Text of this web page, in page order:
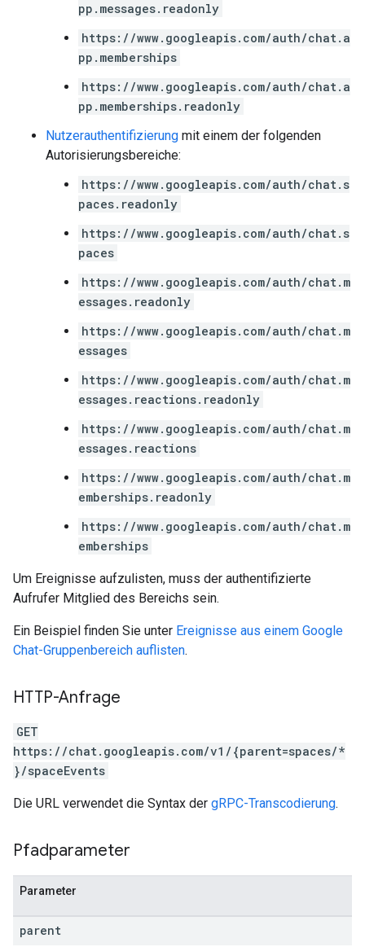
pp.messages.readonly
https://www.googleapis.com/auth/chat.a
pp.memberships
https://www.googleapis.com/auth/chat.a
pp.memberships.readonly
Nutzerauthentifizierung mit einem der folgenden
Autorisierungsbereiche:
https://www.googleapis.com/auth/chat.s
paces.readonly
https://www.googleapis.com/auth/chat.s
paces
https://www.googleapis.com/auth/chat.m
essages.readonly
https://www.googleapis.com/auth/chat.m
essages
https://www.googleapis.com/auth/chat.m
essages.reactions.readonly
https://www.googleapis.com/auth/chat.m
essages.reactions
https://www.googleapis.com/auth/chat.m
emberships.readonly
https://www.googleapis.com/auth/chat.m
emberships
Um Ereignisse aufzulisten, muss der authentifizierte
Aufrufer Mitglied des Bereichs sein.
Ein Beispiel finden Sie unter Ereignisse aus einem Google
Chat-Gruppenbereich auflisten.
HTTP-Anfrage
GET
https://chat.googleapis.com/v1/{parent=spaces/*
}/spaceEvents
Die URL verwendet die Syntax der gRPC-Transcodierung.
Pfadparameter
Parameter
parent